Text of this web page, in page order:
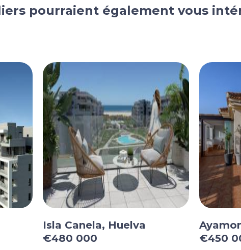
pourraient également vous
Isla Canela, Huelva
€480 000
€450